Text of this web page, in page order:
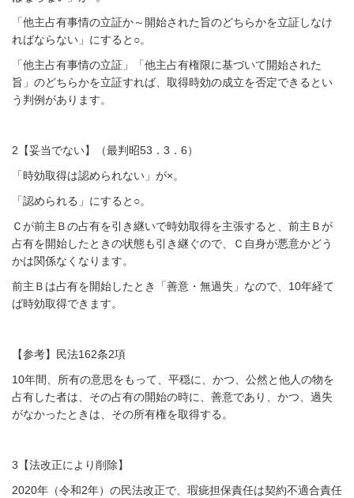
「他主占有事情の立証か～開始された旨のどちらかを立証しなけ
ればならない」にすると○。
「他主占有事情の立証」「他主占有権限に基づいて開始された
旨」のどちらかを立証すれば、取得時効の成立を否定できるとい
う判例があります。
2【妥当でない】（最判昭53．3．6）
「時効取得は認められない」が×。
「認められる」にすると○。
Ｃが前主Ｂの占有を引き継いで時効取得を主張すると、前主Ｂが
占有を開始したときの状態も引き継ぐので、Ｃ自身が悪意かどう
かは関係なくなります。
前主Ｂは占有を開始したとき「善意・無過失」なので、10年経て
ば時効取得できます。
【参考】民法162条2項
10年間、所有の意思をもって、平穏に、かつ、公然と他人の物を
占有した者は、 その占有の開始の時に、善意であり、かつ、過失
がなかったときは、その所有権を取得する。
3【法改正により削除】
2020年（令和2年）の民法改正で、瑕疵担保責任は契約不適合責任